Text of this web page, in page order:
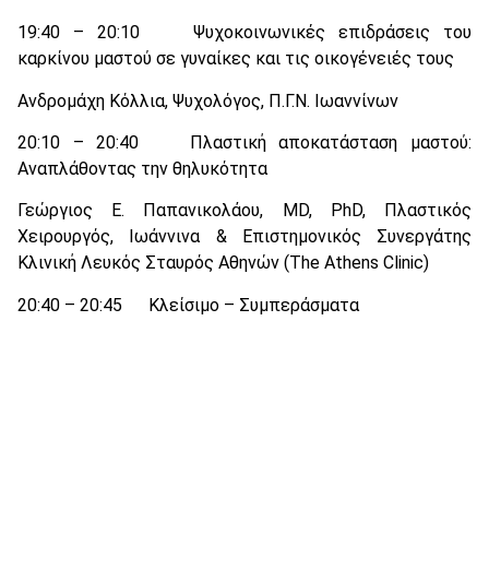
19:40 – 20:10 Ψυχοκοινωνικές επιδράσεις του
καρκίνου μαστού σε γυναίκες και τις οικογένειές τους
Ανδρομάχη Κόλλια, Ψυχολόγος, Π.Γ.Ν. Ιωαννίνων
20:10 – 20:40 Πλαστική αποκατάσταση μαστού:
Αναπλάθοντας την θηλυκότητα
Γεώργιος Ε. Παπανικολάου, MD, PhD, Πλαστικός
Χειρουργός, Ιωάννινα & Επιστημονικός Συνεργάτης
Κλινική Λευκός Σταυρός Αθηνών (The Athens Clinic)
20:40 – 20:45 Κλείσιμο – Συμπεράσματα